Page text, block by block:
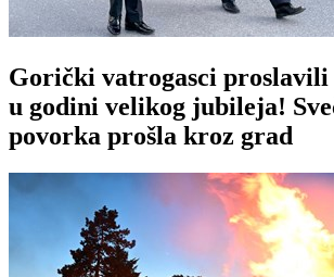
Gorički vatrogasci
u godini velikog jubileja!
povorka prošla kroz grad